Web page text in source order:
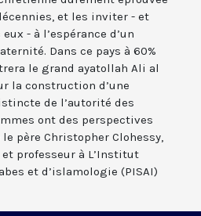
et les inviter - et
- à l’espérance d’un
Dans ce pays à 60%
le grand ayatollah Ali al
la construction d’une
de l’autorité des
ont des perspectives
père Christopher Clohessy,
professeur à L’Institut
et d’islamologie (PISAI)